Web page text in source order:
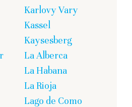
Karlovy Vary
Kassel
Kaysesberg
La Alberca
La Habana
La Rioja
Lago de Como